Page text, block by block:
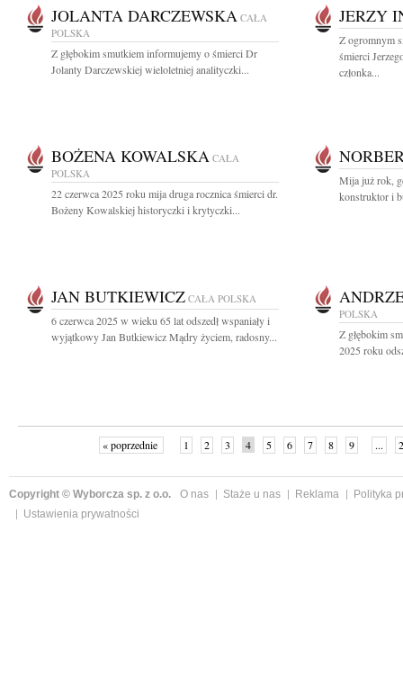
JOLANTA DARCZEWSKA CAŁA
POLSKA
Z głębokim smutkiem informujemy o śmierci Dr
Jolanty Darczewskiej wieloletniej analityczki...
JERZY
Z ogromnym
śmierci
członka...
BOŻENA KOWALSKA CAŁA
POLSKA
22 czerwca 2025 roku mija druga rocznica śmierci dr.
Bożeny Kowalskiej historyczki i krytyczki...
Mija już rok,
konstruktor i
JAN BUTKIEWICZ CAŁA POLSKA
6 czerwca 2025 w wieku 65 lat odszedł wspaniały i
wyjątkowy Jan Butkiewicz Mądry życiem, radosny...
POLSKA
Z głębokim
2025 roku
« poprzednie 1 2 3 4 5 6 7 8 9 ...
Copyright © Wyborcza sp. z o.o. O nas Staże u nas Reklama
Polityka
Ustawienia prywatności